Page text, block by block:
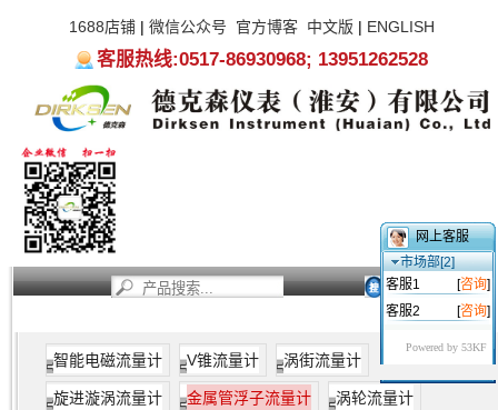
1688店铺| 微信公众号 官方博客 中文版 | ENGLISH
客服热线:0517-86930968; 13951262528
智能电磁流量计 V锥流量计 涡街流量计
旋进漩涡流量计 金属管浮子流量计 涡轮流量计
网上客服
市场部[2]
客服1
[咨询]
客服2
[咨询]
Powered by 53KF